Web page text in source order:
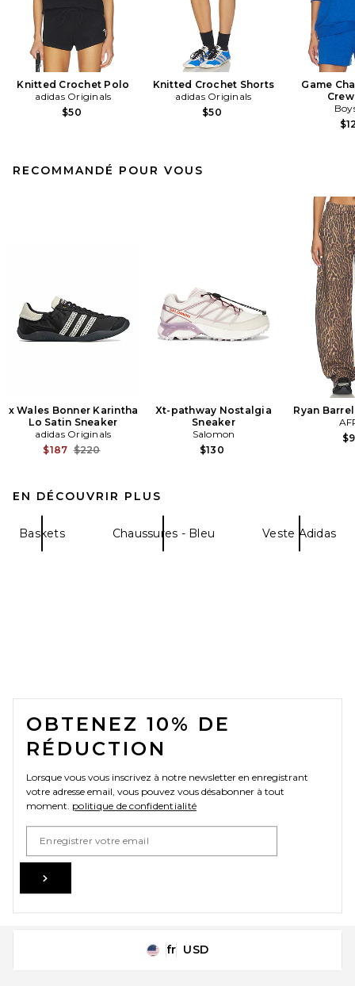
Knitted Crochet Polo
adidas Originals
$50
Knitted Crochet Shorts
adidas Originals
$50
Game
RECOMMANDÉ POUR VOUS
x Wales Bonner Karintha
Lo Satin Sneaker
adidas Originals
$187 Previous price:
$220
Xt-pathway Nostalgia
Sneaker
Salomon
$130
Ryan
EN DÉCOUVRIR PLUS
Baskets Chaussures - Bleu Veste Adidas
FOOTER
OBTENEZ 10% DE
RÉDUCTION
Lorsque vous vous inscrivez à notre newsletter en enregistrant
votre adresse email, vous pouvez vous désabonner à tout
moment. politique de confidentialité
Change Country Regions
fr USD